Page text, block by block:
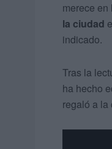
merece
la ciudad
indicado.
Tras la
ha hecho
regaló a la